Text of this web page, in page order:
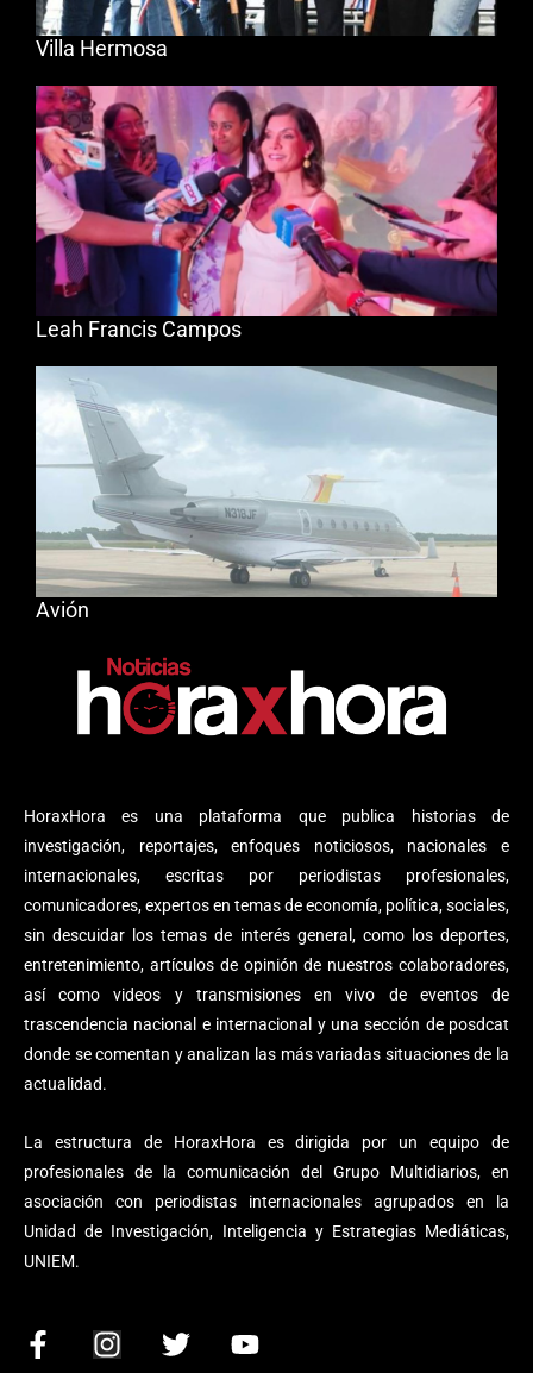
HoraxHora es una plataforma que publica historias de
investigación, reportajes, enfoques noticiosos, nacionales e
internacionales, escritas por periodistas profesionales,
comunicadores, expertos en temas de economía, política, sociales,
sin descuidar los temas de interés general, como los deportes,
entretenimiento, artículos de opinión de nuestros colaboradores,
así como videos y transmisiones en vivo de eventos de
trascendencia nacional e internacional y una sección de posdcat
donde se comentan y analizan las más variadas situaciones de la
actualidad.
La estructura de HoraxHora es dirigida por un equipo de
profesionales de la comunicación del Grupo Multidiarios, en
asociación con periodistas internacionales agrupados en la
Unidad de Investigación, Inteligencia y Estrategias Mediáticas,
UNIEM.
F
I
T
Y
Villa Hermosa
Leah Francis Campos
Avión